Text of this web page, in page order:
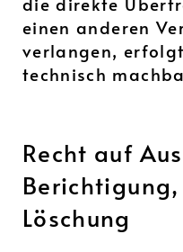
einen anderen
verlangen,
technisch
Recht auf
Löschung